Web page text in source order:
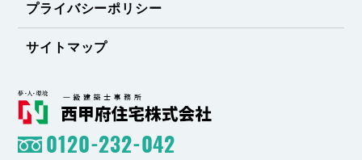
プライバシーポリシー
サイトマップ
0120-232-042